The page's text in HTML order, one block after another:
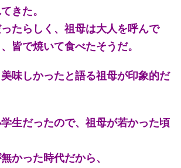
きた。
たらしく、祖母は大人を呼んで
皆で焼いて食べたそうだ。
味しかったと語る祖母が印象的だ
生だったので、祖母が若かった頃
かった時代だから、